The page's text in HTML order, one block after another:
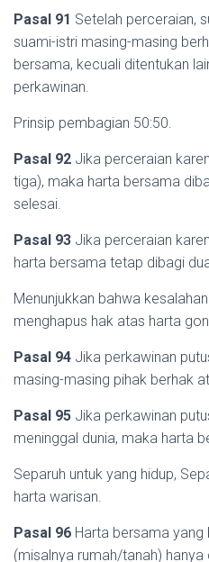
Pasal 91 Setelah perceraian,
suami-istri masing-masing
bersama, kecuali ditentukan
perkawinan.
Prinsip pembagian 50:50.
Pasal 92 Jika perceraian
tiga), maka harta bersama
selesai.
Pasal 93 Jika perceraian
harta bersama tetap dibagi
Menunjukkan bahwa
menghapus hak atas harta
Pasal 94 Jika perkawinan
masing-masing pihak berhak
Pasal 95 Jika perkawinan
meninggal dunia, maka harta
Separuh untuk yang hidup,
harta warisan.
Pasal 96 Harta bersama
(misalnya rumah/tanah)